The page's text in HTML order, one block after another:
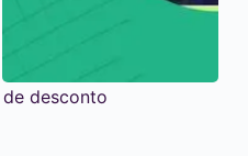
desconto